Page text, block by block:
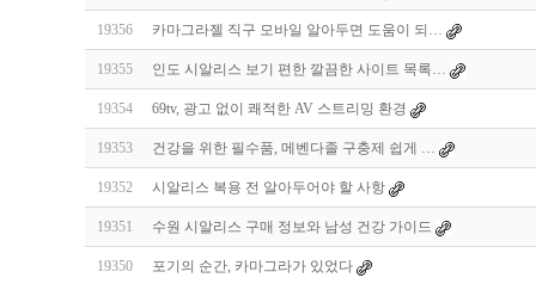
19356 카마그라젤 직구 모바일 알아두면 도움이 되…
19355 인도 시알리스 보기 편한 깔끔한 사이트 목록…
19354 69tv, 광고 없이 쾌적한 AV 스트리밍 환경
19353 건강을 위한 필수품, 메벤다졸 구충제 쉽게 …
19352 시알리스 복용 전 알아두어야 할 사항
19351 수원 시알리스 구매 정보와 남성 건강 가이드
19350 포기의 순간, 카마그라가 있었다